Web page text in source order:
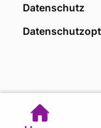
Datenschutz